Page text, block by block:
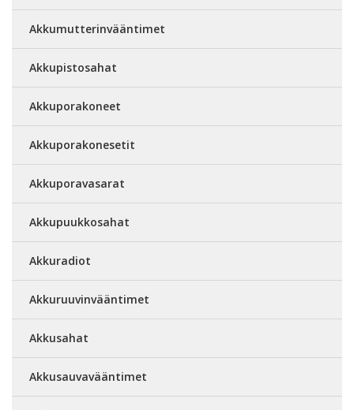
Akkumutterinvääntimet
Akkupistosahat
Akkuporakoneet
Akkuporakonesetit
Akkuporavasarat
Akkupuukkosahat
Akkuradiot
Akkuruuvinvääntimet
Akkusahat
Akkusauvavääntimet